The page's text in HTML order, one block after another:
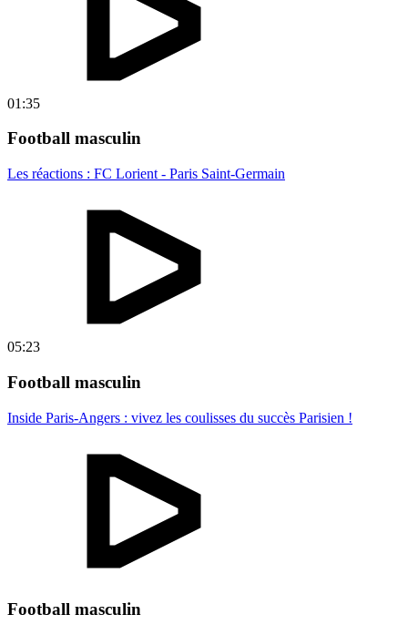
01:35
Football masculin
Les réactions : FC Lorient - Paris Saint-Germain
05:23
Football masculin
Inside Paris-Angers : vivez les coulisses du succès Parisien !
Football masculin